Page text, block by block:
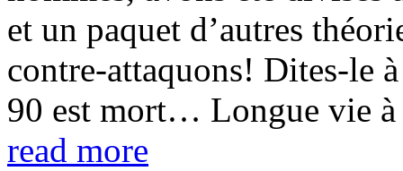
et un paquet d’autres
contre-attaquons! Dites-le
90 est mort… Longue vie à
read more